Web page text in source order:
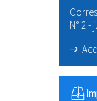
N° 2 -